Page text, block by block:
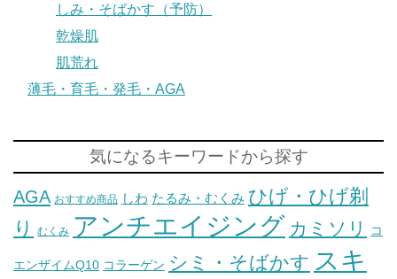
しみ・そばかす（予防）
乾燥肌
肌荒れ
薄毛・育毛・発毛・AGA
気になるキーワードから探す
AGA おすすめ商品 しわ たるみ・むくみ ひげ・ひげ剃
り
むくみ アンチエイジング カミソリ コ
エンザイムQ10 コラーゲン シミ・そばかす スキ